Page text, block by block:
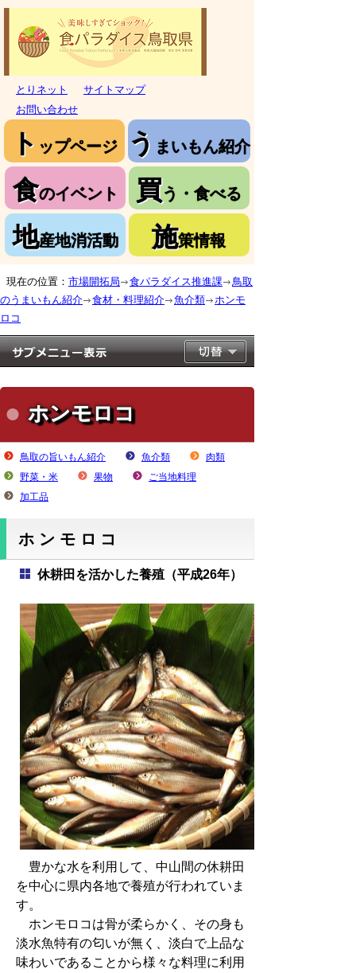
とりネット
サイトマップ
お問い合わせ
ト ップページ う まいもん紹介
食のイベント 買う・食べる
地産地消活動 施策情報
現在の位置： 市場開拓局 食パラダイス推進課
鳥取
のうまいもん紹介
食材・料理紹介 魚介類
ホンモ
ロコ
ホンモロコ
鳥取の旨いもん紹介 魚介類
肉類
野菜・米
果物
ご当地料理
加工品
ホンモロコ
休耕田を活かした養殖（平成26年）
豊かな水を利用して、中山間の休耕田
を中心に県内各地で養殖が行われていま
す。
ホンモロコは骨が柔らかく、その身も
淡水魚特有の匂いが無く、淡白で上品な
味わいであることから様々な料理に利用